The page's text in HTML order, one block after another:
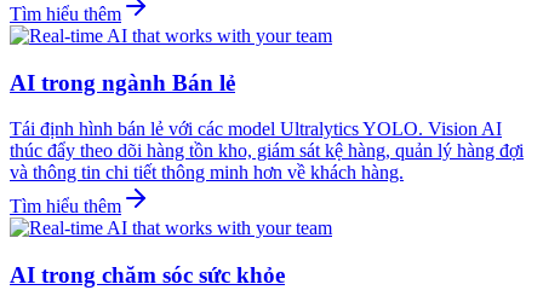
Tìm hiểu thêm
AI trong ngành Bán lẻ
Tái định hình bán lẻ với các model Ultralytics YOLO. Vision AI
thúc đẩy theo dõi hàng tồn kho, giám sát kệ hàng, quản lý hàng đợi
và thông tin chi tiết thông minh hơn về khách hàng.
Tìm hiểu thêm
AI trong chăm sóc sức khỏe